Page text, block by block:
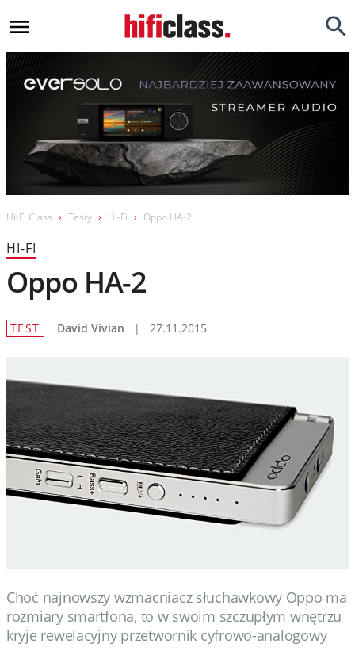
Newsy
Testy
Opinie
Okazje
Porady
Prezentacje
Wywiady
Muzyka
Filmy
Hi-Fi Class Testy Hi-Fi Oppo HA-2
HI-FI
Oppo HA-2
TEST David Vivian | 27.11.2015
Choć najnowszy wzmacniacz słuchawkowy Oppo ma
rozmiary smartfona, to w swoim szczupłym wnętrzu
kryje rewelacyjny przetwornik cyfrowo-analogowy